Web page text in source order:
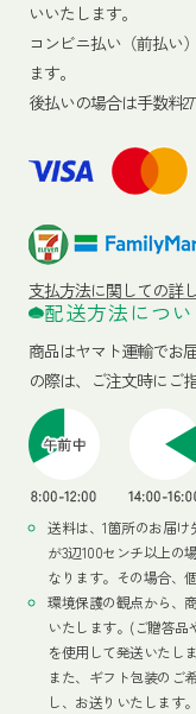
いいたします。
コンビニ払い（前払い
ます。
後払いの場合は手数料
支払方法に関しての詳
配送方法につい
商品はヤマト運輸でお
の際は、ご注文時にご
送料は、1箇所のお届
が3辺100センチ以上の
なります。その場合、
環境保護の観点から、
いたします。(ご贈答
を使用して発送いたし
また、ギフト包装のご
し、お送りいたします。